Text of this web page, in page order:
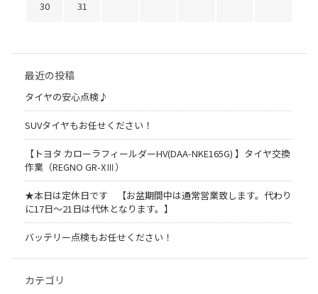
30
31
最近の投稿
タイヤの安心点検♪
SUVタイヤもお任せください！
【トヨタ カローラフィールダーHV(DAA-NKE165G) 】タイヤ交換
作業（REGNO GR-XⅢ）
★本日は定休日です 【お盆期間中は通常営業致します。代わり
に17日～21日は代休となります。】
バッテリー点検もお任せください！
カテゴリ